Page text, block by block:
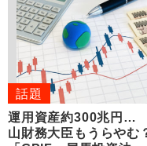
話題
運用資産約300兆円…
山財務大臣もうらやむ